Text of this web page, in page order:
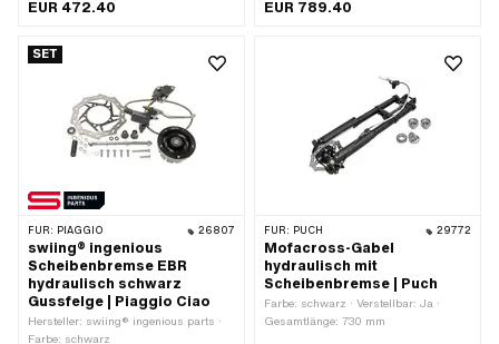
EUR 472.40 EUR 789.40
SET
FÜR: PIAGGIO 26807
swiing® ingenious
Scheibenbremse EBR
hydraulisch schwarz
Gussfelge | Piaggio Ciao
Hersteller: swiing® ingenious parts ·
Farbe: schwarz
FÜR: PUCH 29772
Mofacross-Gabel
hydraulisch mit
Scheibenbremse | Puch
Farbe: schwarz · Verstellbar: Ja ·
Gesamtlänge: 730 mm